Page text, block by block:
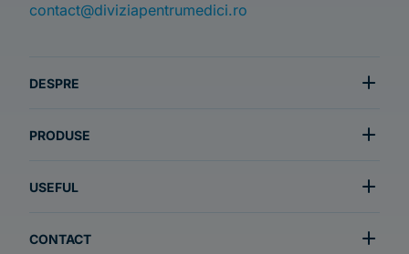
contact@diviziapentrumedici.ro
DESPRE
PRODUSE
USEFUL
CONTACT